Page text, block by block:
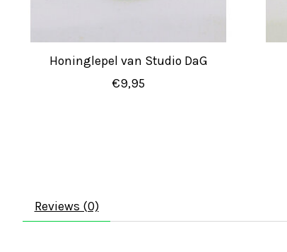
Reviews (0)
Honinglepel van Studio DaG
€9,95